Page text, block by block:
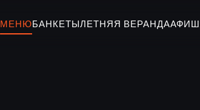
МЕНЮБАНКЕТЫЛЕТНЯЯ ВЕРАНДА